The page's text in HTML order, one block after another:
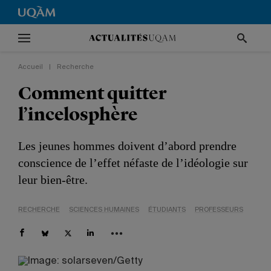
Accueil Recherche
Comment quitter
l’incelosphère
Les jeunes hommes doivent d’abord prendre
conscience de l’effet néfaste de l’idéologie sur
leur bien-être.
RECHERCHE SCIENCES HUMAINES ÉTUDIANTS PROFESSEURS